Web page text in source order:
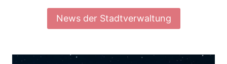
News der Stadtverwaltung